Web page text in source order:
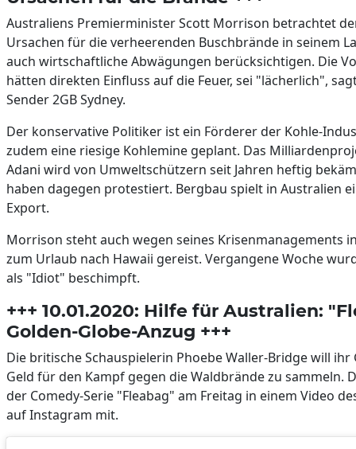
Australiens Premierminister Scott Morrison betrachtet
Ursachen für die verheerenden Buschbrände in seinem
auch wirtschaftliche Abwägungen berücksichtigen. Die
hätten direkten Einfluss auf die Feuer, sei "lächerlich",
Sender 2GB Sydney.
Der konservative Politiker ist ein Förderer der Kohle-
zudem eine riesige Kohlemine geplant. Das
Adani wird von Umweltschützern seit Jahren heftig
haben dagegen protestiert. Bergbau spielt in Australien
Export.
Morrison steht auch wegen seines Krisenmanagements
zum Urlaub nach Hawaii gereist. Vergangene Woche
als "Idiot" beschimpft.
+++ 10.01.2020: Hilfe für Australien:
Golden-Globe-Anzug +++
Die britische Schauspielerin Phoebe Waller-Bridge will
Geld für den Kampf gegen die Waldbrände zu sammeln.
der Comedy-Serie "Fleabag" am Freitag in einem Video
auf Instagram mit.